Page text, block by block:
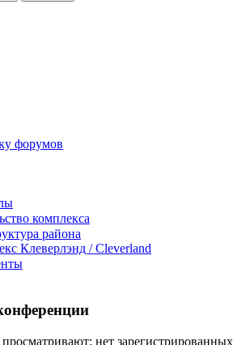
форумов
комплекса
района
Клеверлэнд / Cleverland
нет зарегистрированных